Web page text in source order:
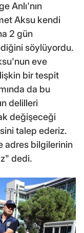
Anlı'nın
Aksu kendi
2 gün
söylüyordu.
eve
bir tespit
da bu
delilleri
değişeceği
talep ederiz.
adres bilgilerinin
dedi.